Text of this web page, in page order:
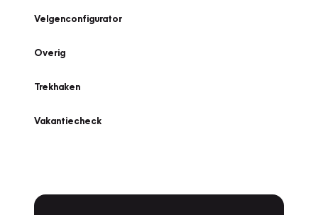
Velgenconfigurator
Overig
Trekhaken
Vakantiecheck